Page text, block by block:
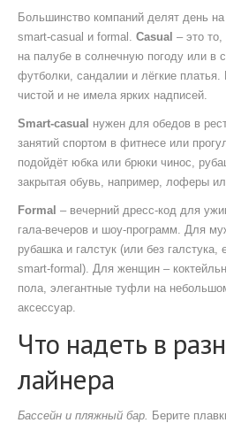
Большинство компаний делят день
smart‑casual и formal. Casual – это
на палубе в солнечную погоду или в
футболки, сандалии и лёгкие
чистой и не имела ярких надписей.
Smart‑casual нужен для обедов в
занятий спортом в фитнесе или
подойдёт юбка или брюки чинос,
закрытая обувь, например, лоферы
Formal – вечерний дресс‑код для
гала‑вечеров и шоу‑программ. Для
рубашка и галстук (или без галстука,
smart‑formal). Для женщин –
пола, элегантные туфли на
аксессуар.
Что надеть в
лайнера
Бассейн и пляжный бар. Берите